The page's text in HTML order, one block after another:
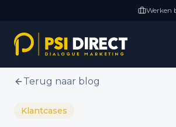
Werken
Terug naar blog
Klantcases